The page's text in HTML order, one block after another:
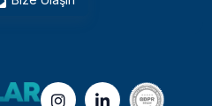
Blog Özellikleri Nasıl Olmalı?